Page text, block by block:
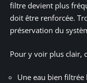
filtre devient plus
doit être renforcée.
préservation du
Pour y voir plus clair,
Une eau bien